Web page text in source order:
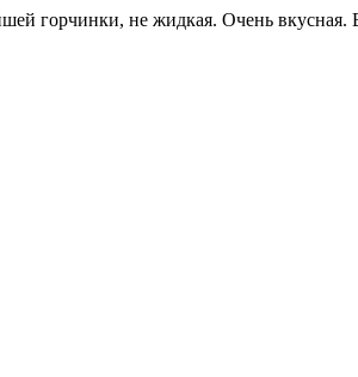
горчинки, не жидкая. Очень